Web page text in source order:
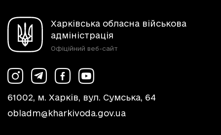
Харківська обласна військова
адміністрація
Офіційний веб-сайт
61002, м. Харків, вул. Сумська, 64
obladm@kharkivoda.gov.ua